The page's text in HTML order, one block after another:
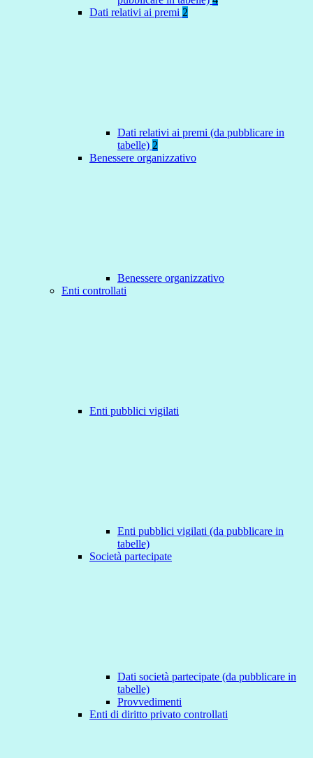
Dati relativi ai premi 2
Dati relativi ai premi (da pubblicare in
tabelle) 2
Benessere organizzativo
Benessere organizzativo
Enti controllati
Enti pubblici vigilati
Enti pubblici vigilati (da pubblicare in
tabelle)
Società partecipate
Dati società partecipate (da pubblicare in
tabelle)
Provvedimenti
Enti di diritto privato controllati